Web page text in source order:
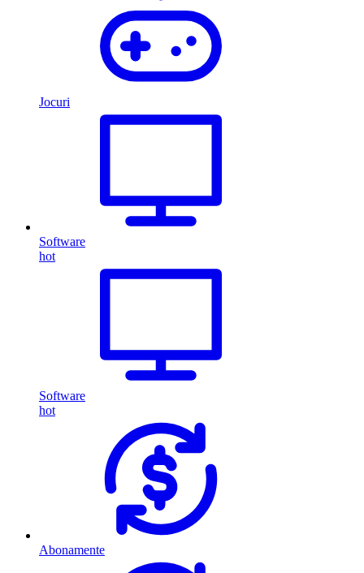
Jocuri
Software
hot
Software
hot
Abonamente